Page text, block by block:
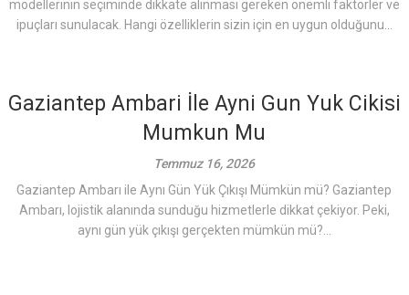
modellerinin seçiminde dikkate alınması gereken önemli faktörler ve
ipuçları sunulacak. Hangi özelliklerin sizin için en uygun olduğunu...
Gaziantep Ambari İle Ayni Gun Yuk Cikisi
Mumkun Mu
Temmuz 16, 2026
Gaziantep Ambarı ile Aynı Gün Yük Çıkışı Mümkün mü? Gaziantep
Ambarı, lojistik alanında sunduğu hizmetlerle dikkat çekiyor. Peki,
aynı gün yük çıkışı gerçekten mümkün mü?...